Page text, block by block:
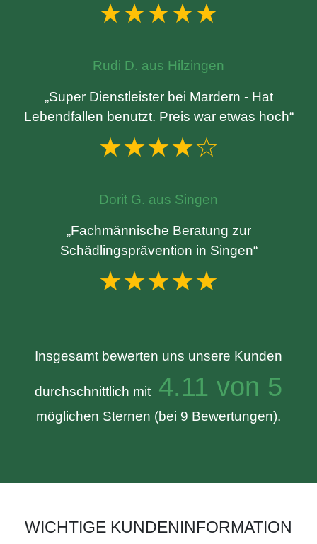
★★★★★
Rudi D. aus Hilzingen
„Super Dienstleister bei Mardern - Hat
Lebendfallen benutzt. Preis war etwas hoch“
★★★★☆
Dorit G. aus Singen
„Fachmännische Beratung zur
Schädlingsprävention in Singen“
★★★★★
Insgesamt bewerten uns unsere Kunden
durchschnittlich mit 4.11 von 5
möglichen Sternen (bei 9 Bewertungen).
WICHTIGE KUNDENINFORMATION